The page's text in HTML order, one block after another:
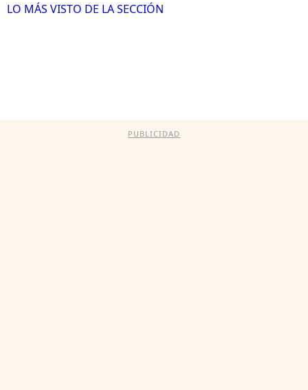
LO MÁS VISTO DE LA SECCIÓN
PUBLICIDAD